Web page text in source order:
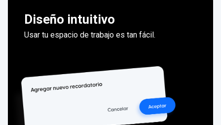
Diseño intuitivo
Usar tu espacio de trabajo es tan fácil.